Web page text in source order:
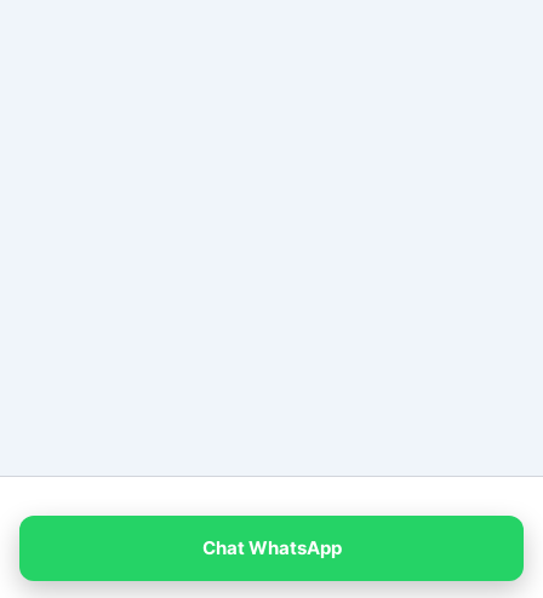
Chat WhatsApp